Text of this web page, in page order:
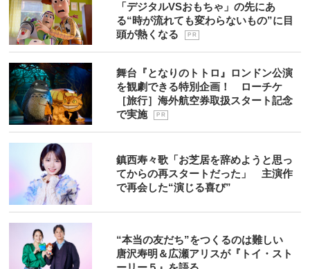
「デジタルVSおもちゃ」の先にあ
る“時が流れても変わらないもの”に目
頭が熱くなる
P R
舞台『となりのトトロ』ロンドン公演
を観劇できる特別企画！ ローチケ
［旅行］海外航空券取扱スタート記念
で実施
P R
鎮西寿々歌「お芝居を辞めようと思っ
てからの再スタートだった」 主演作
で再会した“演じる喜び”
“本当の友だち”をつくるのは難しい
唐沢寿明＆広瀬アリスが『トイ・スト